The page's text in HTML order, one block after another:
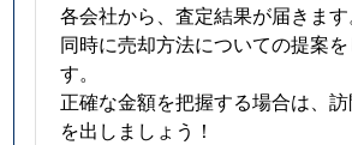
各会社から、査定結果が届きます
同時に売却方法についての提案
す。
正確な金額を把握する場合は、
を出しましょう！